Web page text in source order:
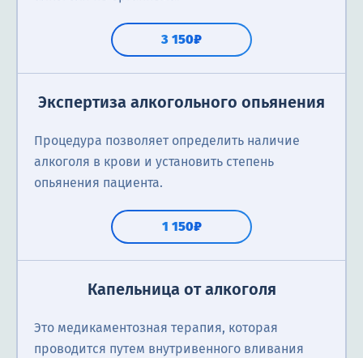
3 150₽
Экспертиза алкогольного опьянения
Процедура позволяет определить наличие
алкоголя в крови и установить степень
опьянения пациента.
1 150₽
Капельница от алкоголя
Это медикаментозная терапия, которая
проводится путем внутривенного вливания